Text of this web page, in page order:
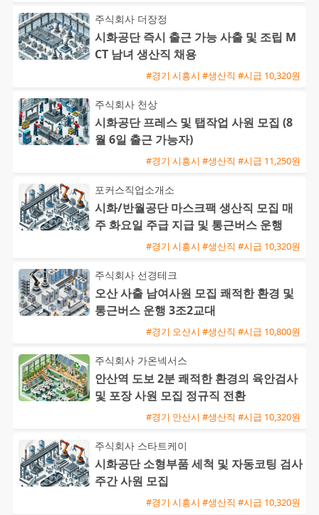
주식회사 더장정
시화공단 즉시 출근 가능 사출 및 조립 M
CT 남녀 생산직 채용
#경기 시흥시 #생산직 #시급 10,320원
주식회사 천상
시화공단 프레스 및 탭작업 사원 모집 (8
월 6일 출근 가능자)
#경기 시흥시 #생산직 #시급 11,250원
포커스직업소개소
시화/반월공단 마스크팩 생산직 모집 매
주 화요일 주급 지급 및 통근버스 운행
#경기 시흥시 #생산직 #시급 10,320원
주식회사 선경테크
오산 사출 남여사원 모집 쾌적한 환경 및
통근버스 운행 3조2교대
#경기 오산시 #생산직 #시급 10,800원
주식회사 가온넥서스
안산역 도보 2분 쾌적한 환경의 육안검사
및 포장 사원 모집 정규직 전환
#경기 안산시 #생산직 #시급 10,320원
주식회사 스타트케이
시화공단 소형부품 세척 및 자동코팅 검사
주간 사원 모집
#경기 시흥시 #생산직 #시급 10,320원